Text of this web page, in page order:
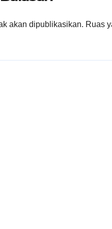
akan dipublikasikan. Ruas